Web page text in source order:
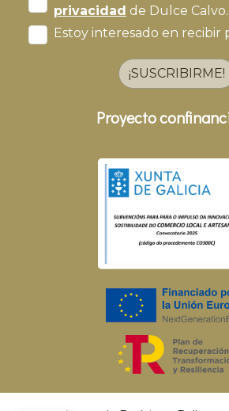
privacidad de Dulce Calvo.
Estoy interesado en recibir
¡SUSCRIBIRME!
Proyecto